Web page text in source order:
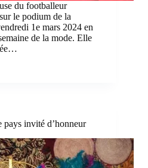
du footballeur
le podium de la
1e mars 2024 en
de la mode. Elle
invité d’honneur